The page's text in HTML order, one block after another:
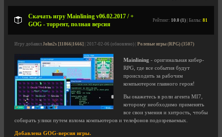
Скачать игру Mainlining v06.02.2017 / +
GOG - торрент, полная версия
Рейтинг: 10.0 (1) | Баллы: 81
Игру добавил John2s [11866|1666] | 2017-02-06 (обновлено) | Ролевые игры (RPG) (3507)
Mainlining - оригинальная кибер-
RPG, где все события будут
происходить за рабочим
компьютером главного героя!
Вы окажетесь в роли агента MI7,
которому необходимо применять
все свои умения и хитрость, чтобы
собирать улики путем взлома компьютеров и телефонов подозреваемых.
Добавлена GOG-версия игры.